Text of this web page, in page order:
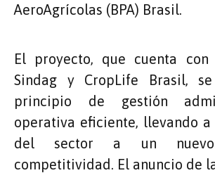
AeroAgrícolas (BPA) Brasil.
El proyecto, que cuenta
Sindag y CropLife Brasil,
principio de gestión
operativa eficiente, llevando a
del sector a un
competitividad. El anuncio de